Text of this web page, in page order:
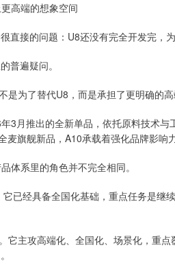
高端的想象空间
直接的问题：U8还没有完全开发完，
普遍疑问。
是为了替代U8，而是承担了更明确的高
3月推出的全新单品，依托原料技术
麦旗舰新品，A10承载着强化品牌影响
体系里的角色并不完全相同。
已经具备全国化基础，重点任务是
它主攻高端化、全国化、场景化，重